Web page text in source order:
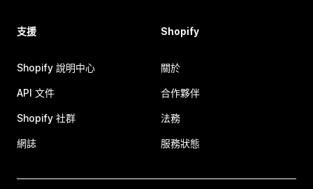
支援
Shopify 說明中心
API 文件
Shopify 社群
網誌
Shopify
關於
合作夥伴
法務
服務狀態